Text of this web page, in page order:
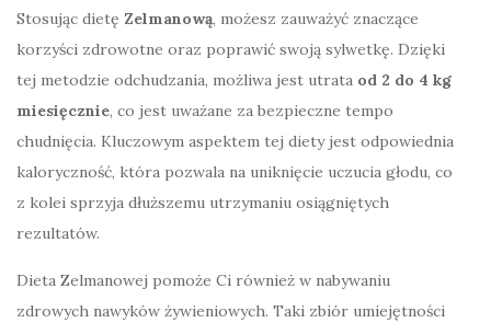
Stosując dietę Zelmanową, możesz zauważyć znaczące
korzyści zdrowotne oraz poprawić swoją sylwetkę. Dzięki
tej metodzie odchudzania, możliwa jest utrata od 2 do 4 kg
miesięcznie, co jest uważane za bezpieczne tempo
chudnięcia. Kluczowym aspektem tej diety jest odpowiednia
kaloryczność, która pozwala na uniknięcie uczucia głodu, co
z kolei sprzyja dłuższemu utrzymaniu osiągniętych
rezultatów.
Dieta Zelmanowej pomoże Ci również w nabywaniu
zdrowych nawyków żywieniowych. Taki zbiór umiejętności